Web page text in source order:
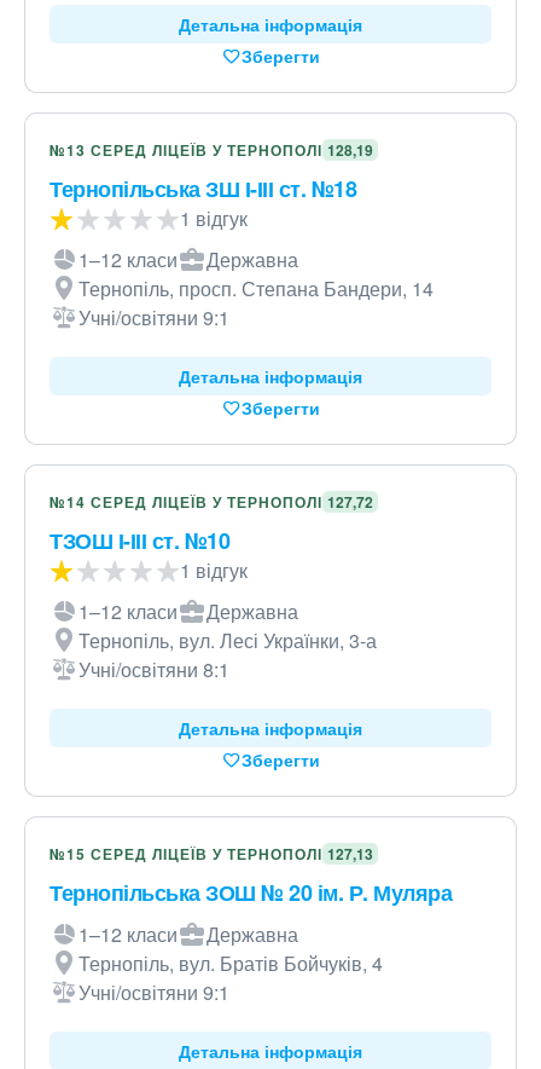
Детальна інформація
Зберегти
№13 СЕРЕД ЛІЦЕЇВ У ТЕРНОПОЛІ 128,19
Тернопільська ЗШ І-ІІІ ст. №18
1 відгук
1–12 класи
Державна
Тернопіль, просп. Степана Бандери, 14
Учні/освітяни 9:1
Детальна інформація
Зберегти
№14 СЕРЕД ЛІЦЕЇВ У ТЕРНОПОЛІ 127,72
ТЗОШ І-ІІІ ст. №10
1 відгук
1–12 класи
Державна
Тернопіль, вул. Лесі Українки, 3-а
Учні/освітяни 8:1
Детальна інформація
Зберегти
№15 СЕРЕД ЛІЦЕЇВ У ТЕРНОПОЛІ 127,13
Тернопільська ЗОШ № 20 ім. Р. Муляра
1–12 класи
Державна
Тернопіль, вул. Братів Бойчуків, 4
Учні/освітяни 9:1
Детальна інформація